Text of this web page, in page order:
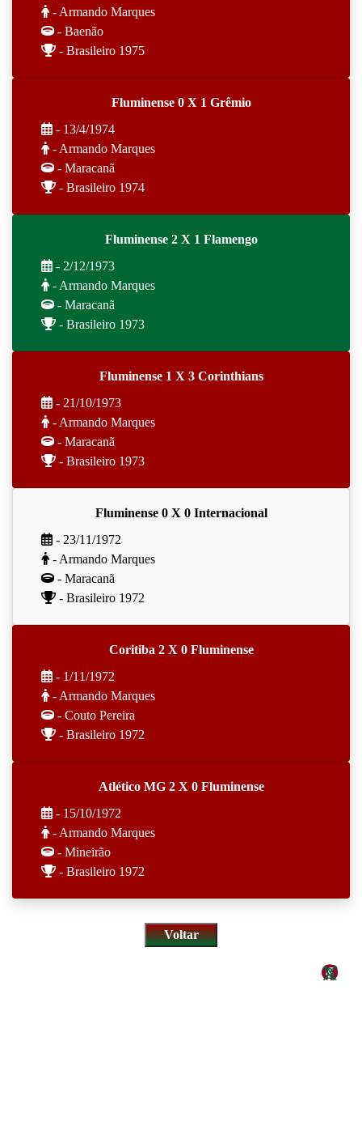
- Armando Marques
- Baenão
- Brasileiro 1975
Fluminense 0 X 1 Grêmio
- 13/4/1974
- Armando Marques
- Maracanã
- Brasileiro 1974
Fluminense 2 X 1 Flamengo
- 2/12/1973
- Armando Marques
- Maracanã
- Brasileiro 1973
Fluminense 1 X 3 Corinthians
- 21/10/1973
- Armando Marques
- Maracanã
- Brasileiro 1973
Fluminense 0 X 0 Internacional
- 23/11/1972
- Armando Marques
- Maracanã
- Brasileiro 1972
Coritiba 2 X 0 Fluminense
- 1/11/1972
- Armando Marques
- Couto Pereira
- Brasileiro 1972
Atlético MG 2 X 0 Fluminense
- 15/10/1972
- Armando Marques
- Mineirão
- Brasileiro 1972